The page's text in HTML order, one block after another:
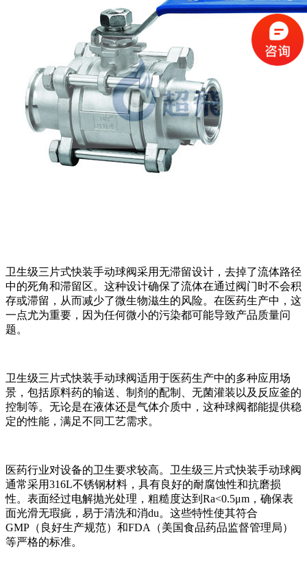
卫生级三片式快装手动球阀采用无滞留设计，去掉了流体路径
中的死角和滞留区。这种设计确保了流体在通过阀门时不会积
存或滞留，从而减少了微生物滋生的风险。在医药生产中，这
一点尤为重要，因为任何微小的污染都可能导致产品质量问
题。
卫生级三片式快装手动球阀适用于医药生产中的多种应用场
景，包括原料药的输送、制剂的配制、无菌灌装以及反应釜的
控制等。无论是在液体还是气体介质中，这种球阀都能提供稳
定的性能，满足不同工艺需求。
医药行业对设备的卫生要求较高。卫生级三片式快装手动球阀
通常采用316L不锈钢材料，具有良好的耐腐蚀性和抗磨损
性。表面经过电解抛光处理，粗糙度达到Ra<0.5μm，确保表
面光滑无瑕疵，易于清洗和消du。这些特性使其符合
GMP（良好生产规范）和FDA（美国食品药品监督管理局）
等严格的标准。